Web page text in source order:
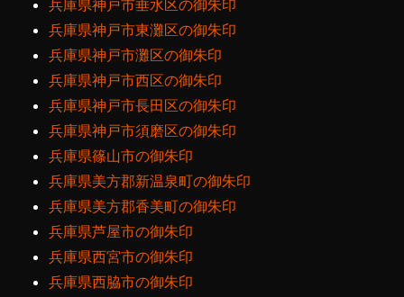
兵庫県神戸市垂水区の御朱印
兵庫県神戸市東灘区の御朱印
兵庫県神戸市灘区の御朱印
兵庫県神戸市西区の御朱印
兵庫県神戸市長田区の御朱印
兵庫県神戸市須磨区の御朱印
兵庫県篠山市の御朱印
兵庫県美方郡新温泉町の御朱印
兵庫県美方郡香美町の御朱印
兵庫県芦屋市の御朱印
兵庫県西宮市の御朱印
兵庫県西脇市の御朱印